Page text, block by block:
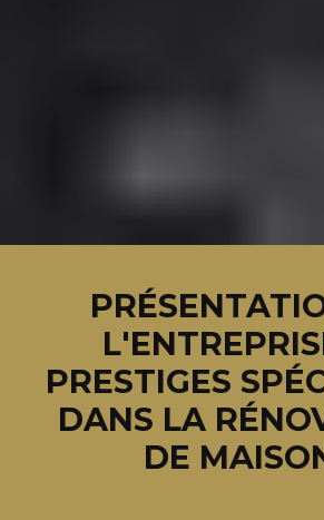
PRESTIGES
DANS LA
DE